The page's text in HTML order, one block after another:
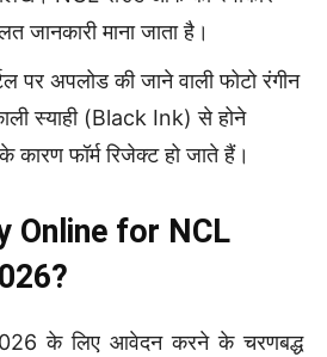
जानकारी माना जाता है।
पर अपलोड की जाने वाली फोटो रंगीन
स्याही (Black Ink) से होने
कारण फॉर्म रिजेक्ट हो जाते हैं।
Online for NCL
के लिए आवेदन करने के चरणबद्ध